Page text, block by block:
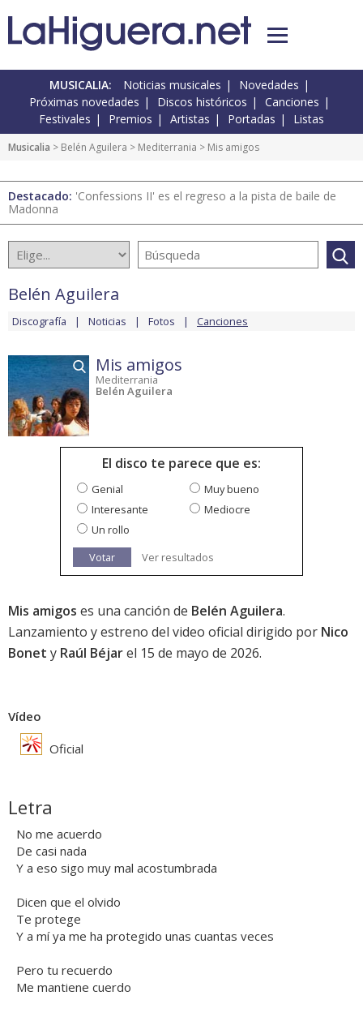
MUSICALIA: Noticias musicales
Novedades
Próximas novedades
Discos históricos
Canciones
Festivales
Premios Artistas Portadas Listas
Musicalia > Belén Aguilera > Mediterrania > Mis amigos
Destacado: 'Confessions II' es el regreso a la pista de baile de
Madonna
Belén Aguilera
Discografía Noticias Fotos Canciones
Mis amigos
Mediterrania
Belén Aguilera
El disco te parece que es:
Genial
Muy bueno
Interesante
Mediocre
Un rollo
Votar
Ver resultados
Mis amigos es una canción de Belén Aguilera.
Lanzamiento y estreno del video oficial dirigido por Nico
Bonet y Raúl Béjarel 15 de mayo de 2026.
Vídeo
Oficial
Letra
No me acuerdo
De casi nada
Y a eso sigo muy mal acostumbrada
Dicen que el olvido
Te protege
Y a mí ya me ha protegido unas cuantas veces
Pero tu recuerdo
Me mantiene cuerdo